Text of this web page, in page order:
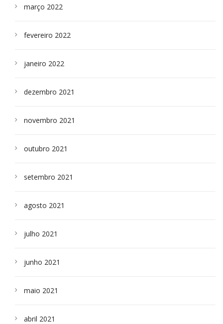
março 2022
fevereiro 2022
janeiro 2022
dezembro 2021
novembro 2021
outubro 2021
setembro 2021
agosto 2021
julho 2021
junho 2021
maio 2021
abril 2021